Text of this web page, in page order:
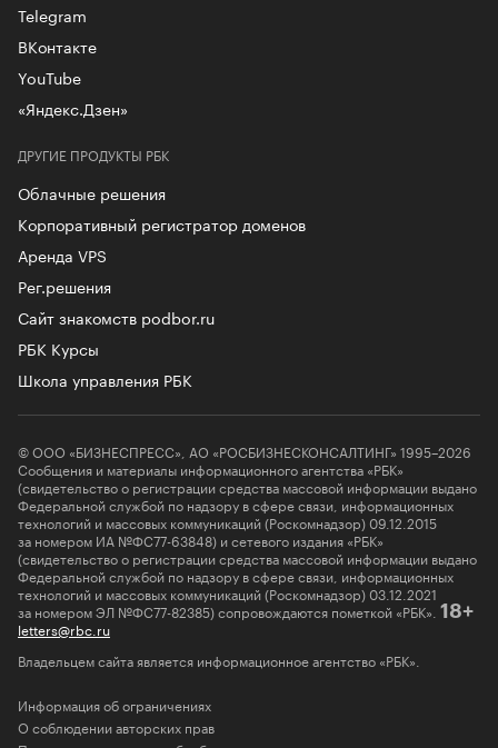
ДРУГИЕ ПРОДУКТЫ РБК
Облачные решения
Корпоративный регистратор доменов
Аренда VPS
Рег.решения
Сайт знакомств podbor.ru
РБК Курсы
Школа управления РБК
Telegram
ВКонтакте
YouTube
«Яндекс.Дзен»
© ООО «БИЗНЕСПРЕСС», АО «РОСБИЗНЕСКОНСАЛТИНГ» 1995–2026
Сообщения и материалы информационного агентства «РБК»
(свидетельство о регистрации средства массовой информации выдано
Федеральной службой по надзору в сфере связи, информационных
технологий и массовых коммуникаций (Роскомнадзор) 09.12.2015
за номером ИА №ФС77-63848) и сетевого издания «РБК»
(свидетельство о регистрации средства массовой информации выдано
Федеральной службой по надзору в сфере связи, информационных
технологий и массовых коммуникаций (Роскомнадзор) 03.12.2021
за номером ЭЛ №ФС77-82385) сопровождаются пометкой «РБК». 18+
letters@rbc.ru
Владельцем сайта является информационное агентство «РБК».
Информация об ограничениях
О соблюдении авторских прав